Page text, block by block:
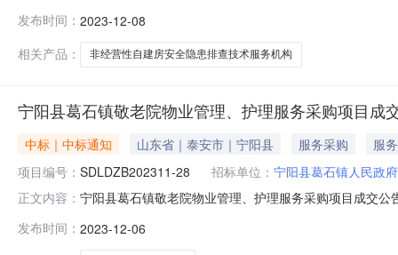
镇辖区内约1.9万户非经营性自建房进行安全鉴定，并出
号文转发的国家发
发布时间： 2023-12-08
相关产品：
非经营性自建房安全隐患排查技术服务机构
宁阳县葛石镇敬老院物业管理、护理服务采购项目成
中标｜中标通知 山东省｜泰安市｜宁阳县 服务采购
服务
项目编号： SDLDZB202311-28 招标单位： 宁阳县葛石镇人民政府
正文内容： 宁阳县葛石镇敬老院物业管理、护理服务采购项目成交
七、采购小组成员名单：宁尚平、闫刚、张立峰八、采
发布时间： 2023-12-06